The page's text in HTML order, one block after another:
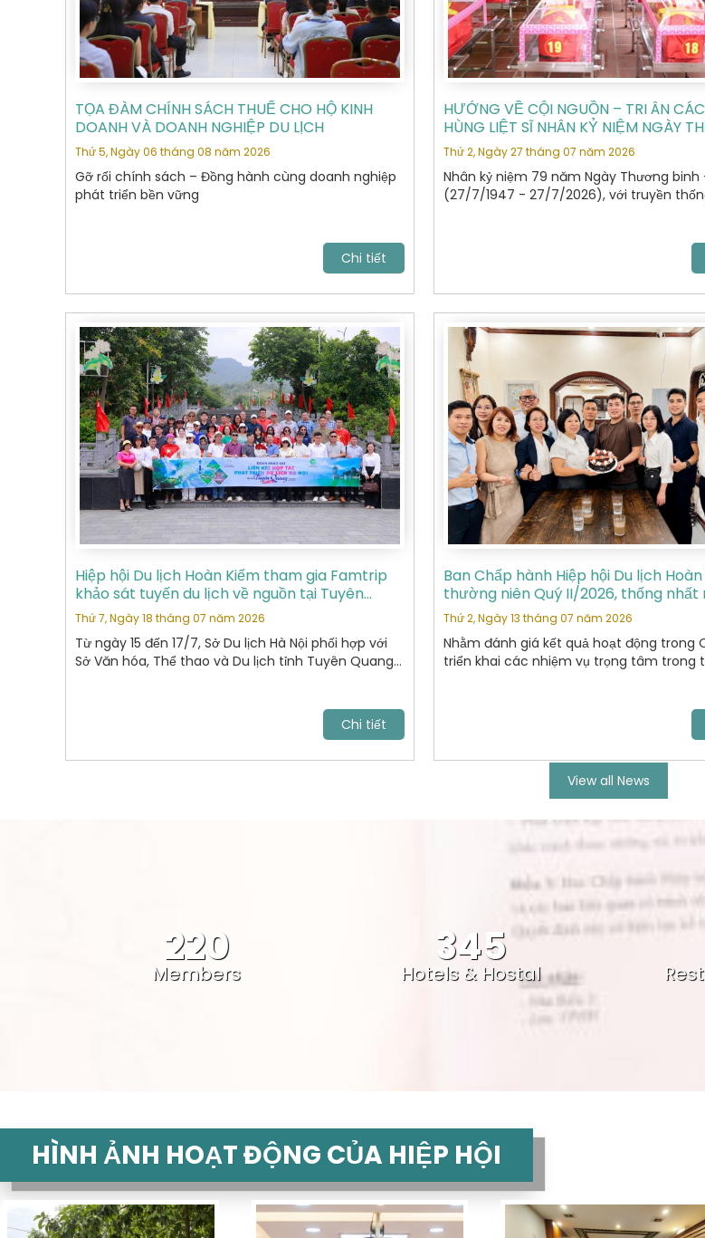
TỌA ĐÀM CHÍNH SÁCH THUẾ CHO HỘ KINH
DOANH VÀ DOANH NGHIỆP DU LỊCH
Thứ 5, Ngày 06 tháng 08 năm 2026
Gỡ rối chính sách – Đồng hành cùng doanh nghiệp
phát triển bền vững
Chi tiết
HƯỚNG VỀ CỘI NGUỒN – TRI ÂN
HÙNG LIỆT SĨ NHÂN KỶ NIỆM NGÀY
BINH - LIỆT SĨ 27/7
Thứ 2, Ngày 27 tháng 07 năm 2026
Nhân kỷ niệm 79 năm Ngày Thương binh
(27/7/1947 - 27/7/2026), với truyền
tưởng niệm các Anh hùng Liệt sĩ tại Nghĩa
sĩ Quốc gia Vị Xuyên, tỉnh Tuyên Quang
Hiệp hội Du lịch Hoàn Kiếm tham gia Famtrip
khảo sát tuyến du lịch về nguồn tại Tuyên
Quang
Thứ 7, Ngày 18 tháng 07 năm 2026
Từ ngày 15 đến 17/7, Sở Du lịch Hà Nội phối hợp với
Sở Văn hóa, Thể thao và Du lịch tỉnh Tuyên Quang
Chi tiết
Ban Chấp hành Hiệp hội Du lịch
thường niên Quý II/2026, thống nhất
nhiệm vụ trọng tâm
Thứ 2, Ngày 13 tháng 07 năm 2026
Nhằm đánh giá kết quả hoạt động trong
triển khai các nhiệm vụ trọng tâm trong
tham dự của các Ủy viên Ban Chấp
View all News
220
Members
345
Hotels & Hostal
HÌNH ẢNH HOẠT ĐỘNG CỦA HIỆP HỘI